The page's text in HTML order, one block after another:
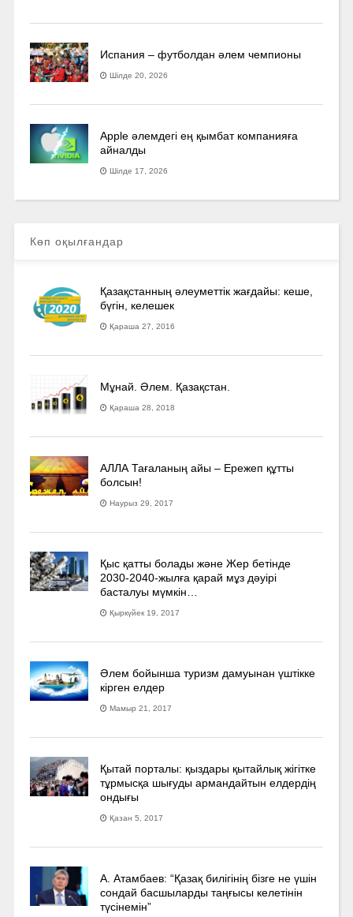
Испания – футболдан әлем чемпионы
Шілде 20, 2026
Apple әлемдегі ең қымбат компанияға
айналды
Шілде 17, 2026
Көп оқылғандар
Қазақстанның әлеуметтік жағдайы: кеше,
бүгін, келешек
Қараша 27, 2016
Мұнай. Әлем. Қазақстан.
Қараша 28, 2018
АЛЛА Тағаланың айы – Ережеп құтты
болсын!
Наурыз 29, 2017
Қыс қатты болады және Жер бетінде
2030-2040­-жылға қарай мұз дәуірі
басталуы мүмкін…
Қыркүйек 19, 2017
Әлем бойынша туризм дамуынан үштікке
кірген елдер
Мамыр 21, 2017
Қытай порталы: қыздары қытайлық жігітке
тұрмысқа шығуды армандайтын елдердің
ондығы
Қазан 5, 2017
А. Атамбаев: “Қазақ билігінің бізге не үшін
сондай басшыларды таңғысы келетінін
түсінемін”